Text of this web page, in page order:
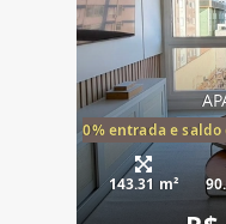
20% entrada e
143.31 m²